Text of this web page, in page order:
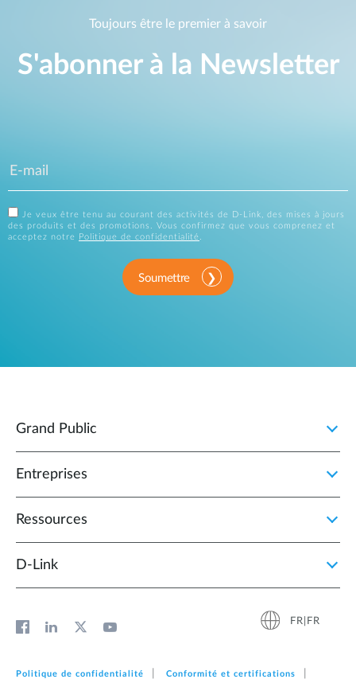
Toujours être le premier à savoir
S'abonner à la Newsletter
Je veux être tenu au courant des activités de D-Link, des mises à jours
des produits et des promotions. Vous confirmez que vous comprenez et
acceptez notre
Politique de confidentialité.
Soumettre
Grand Public
Entreprises
Ressources
D‑Link
FR|FR
Politique de confidentialité Conformité et certifications